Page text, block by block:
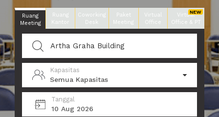
Ruang
Meeting
Ruang
Kantor
Coworking
Desk
Paket
Meeting
Virtual
Office
Virtual
Office & PT
Kapasitas
Semua Kapasitas
Tanggal
10 Aug 2026